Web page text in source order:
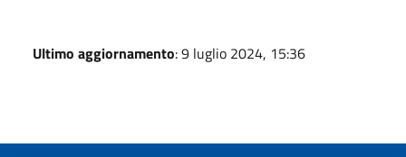
Ultimo aggiornamento: 9 luglio 2024, 15:36